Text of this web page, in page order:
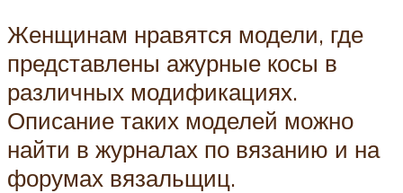
Женщинам нравятся модели, где
представлены ажурные косы в
различных модификациях.
Описание таких моделей можно
найти в журналах по вязанию и на
форумах вязальщиц.